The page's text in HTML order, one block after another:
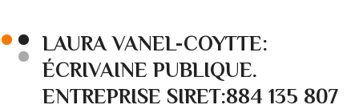
LAURA VANEL-COYTTE:
ÉCRIVAINE PUBLIQUE.
ENTREPRISE SIRET:884 135 807